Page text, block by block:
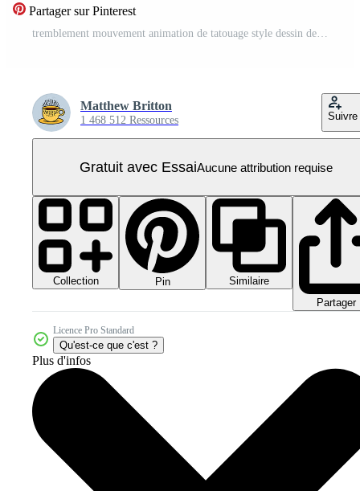
Partager sur Pinterest
tremblement mouvement animation de tatouage style dessin de visage avec couronne de fleurs Vidéo Pro
Matthew Britton
1 468 512 Ressources Suivre
Gratuit avec EssaiAucune attribution requise
Collection Pin
Similaire
Partager
Licence Pro Standard
Qu'est-ce que c'est ?
Plus d'infos